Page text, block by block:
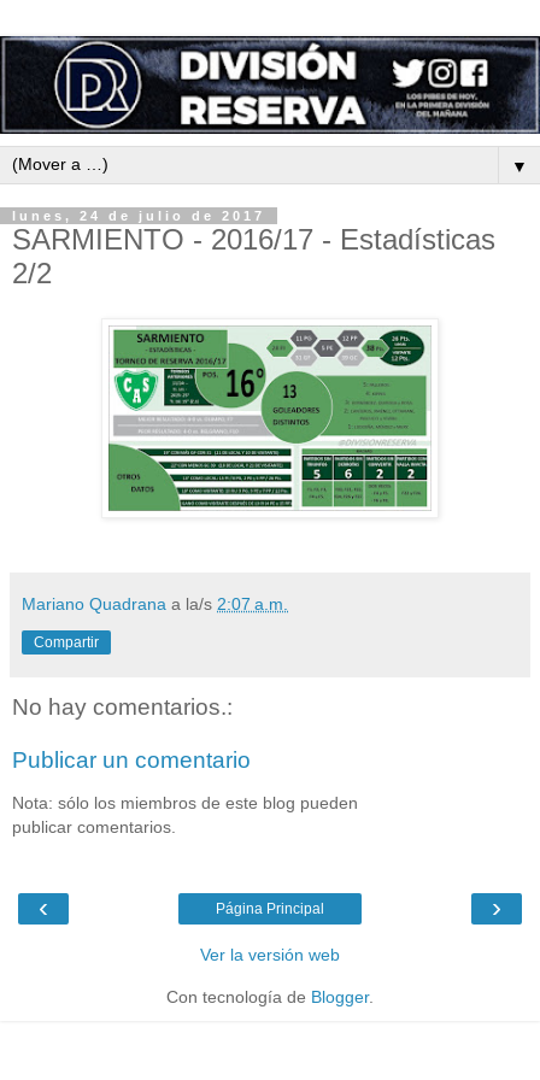
▼
lunes, 24 de julio de 2017
SARMIENTO - 2016/17 - Estadísticas
2/2
Mariano Quadrana a la/s 2:07 a.m.
Compartir
No hay comentarios.:
Publicar un comentario
Nota: sólo los miembros de este blog pueden
publicar comentarios.
‹ ›
Página Principal
Ver la versión web
Con tecnología de Blogger.